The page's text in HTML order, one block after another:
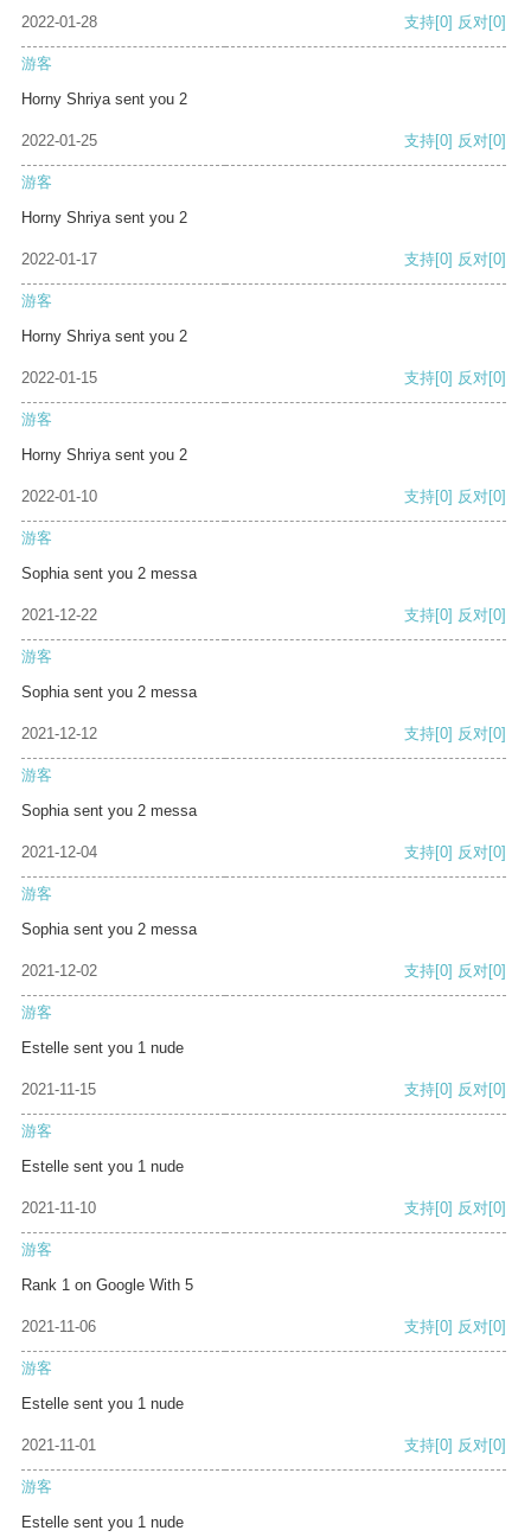
2022-01-28 支持[0] 反对[0]
游客
Horny Shriya sent you 2
2022-01-25 支持[0] 反对[0]
游客
Horny Shriya sent you 2
2022-01-17 支持[0] 反对[0]
游客
Horny Shriya sent you 2
2022-01-15 支持[0] 反对[0]
游客
Horny Shriya sent you 2
2022-01-10 支持[0] 反对[0]
游客
Sophia sent you 2 messa
2021-12-22 支持[0] 反对[0]
游客
Sophia sent you 2 messa
2021-12-12 支持[0] 反对[0]
游客
Sophia sent you 2 messa
2021-12-04 支持[0] 反对[0]
游客
Sophia sent you 2 messa
2021-12-02 支持[0] 反对[0]
游客
Estelle sent you 1 nude
2021-11-15 支持[0] 反对[0]
游客
Estelle sent you 1 nude
2021-11-10 支持[0] 反对[0]
游客
Rank 1 on Google With 5
2021-11-06 支持[0] 反对[0]
游客
Estelle sent you 1 nude
2021-11-01 支持[0] 反对[0]
游客
Estelle sent you 1 nude